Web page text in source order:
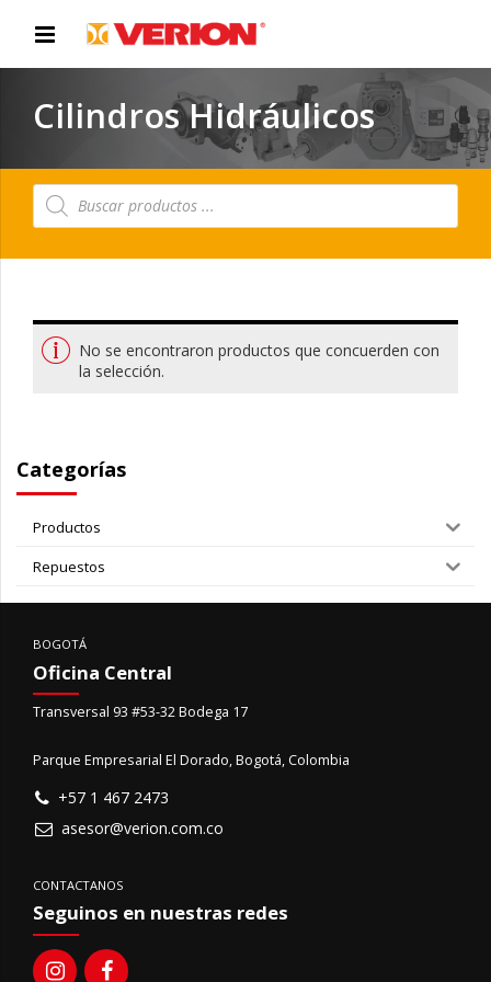
Cilindros Hidráulicos
Búsqueda
de
No se encontraron productos que concuerden con
la selección.
Categorías
Productos
Repuestos
BOGOTÁ
Oficina Central
Transversal 93 #53-32 Bodega 17
Parque Empresarial El Dorado, Bogotá, Colombia
+57 1 467 2473
asesor@verion.com.co
CONTACTANOS
Seguinos en nuestras redes